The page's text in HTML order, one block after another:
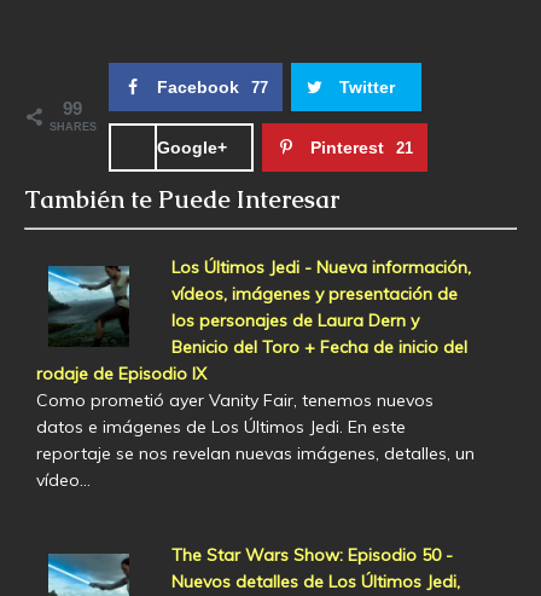
99
SHARES
Facebook 77 Twitter
Google+ Pinterest 21
También te Puede Interesar
Los Últimos Jedi - Nueva información,
vídeos, imágenes y presentación de
los personajes de Laura Dern y
Benicio del Toro + Fecha de inicio del
rodaje de Episodio IX
Como prometió ayer Vanity Fair, tenemos nuevos
datos e imágenes de Los Últimos Jedi. En este
reportaje se nos revelan nuevas imágenes, detalles, un
vídeo…
The Star Wars Show: Episodio 50 -
Nuevos detalles de Los Últimos Jedi,